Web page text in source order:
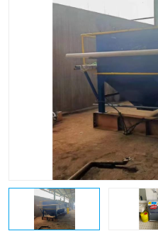
洗涤污水处理设备
养殖污水处理设备
一体化污水处理设备
医院辐射污水衰变池